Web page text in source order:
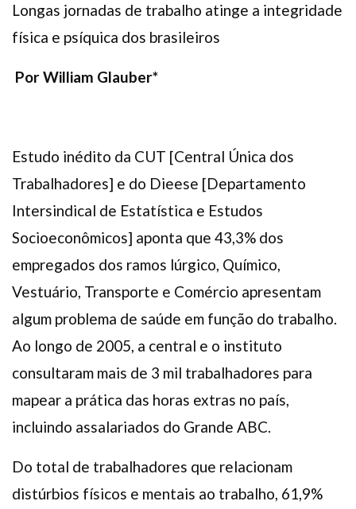
Longas jornadas de trabalho atinge a integridade
física e psíquica dos brasileiros
Por William Glauber*
Estudo inédito da CUT [Central Única dos
Trabalhadores] e do Dieese [Departamento
Intersindical de Estatística e Estudos
Socioeconômicos] aponta que 43,3% dos
empregados dos ramos lúrgico, Químico,
Vestuário, Transporte e Comércio apresentam
algum problema de saúde em função do trabalho.
Ao longo de 2005, a central e o instituto
consultaram mais de 3 mil trabalhadores para
mapear a prática das horas extras no país,
incluindo assalariados do Grande ABC.
Do total de trabalhadores que relacionam
distúrbios físicos e mentais ao trabalho, 61,9%
Sede Campestre
Nossos Convênios
Seguro Auto
Pós-graduação
FacebookInstagramTwitter YoutubeTikTok Whatsapp